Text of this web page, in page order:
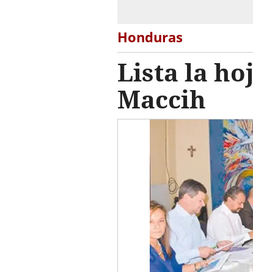
Honduras
Lista la
Maccih